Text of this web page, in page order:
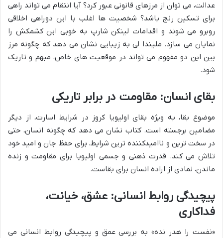
عدالت، می توان از مرزهای قانونی عبور کرد؟ آیا انتقام می تواند راهی
برای تسکین رنج باشد؟ شخصیت ها اغلب با این دوراهی اخلاقی
روبرو می شوند و اقدامات لینکن شارپ به خوبی این کشمکش را
نمایان می سازد. ملیندا لی به زیبایی نشان می دهد که چگونه مرز
بین این دو مفهوم می تواند در موقعیت های خاص، مبهم و تاریک
شود.
بقای انسان: مقاومت در برابر تاریکی
موضوع بقا، به ویژه بقای اولیویا کروز در شرایط اسارت، از دیگر
مضامین برجسته است. کتاب نشان می دهد که چگونه انسان، حتی
در سخت ترین و ناامیدکننده ترین شرایط، برای حفظ جان و امید خود
تلاش می کند. قدرت ذهنی و جسمی اولیویا برای مقاومت و زنده
ماندن، نمادی از اراده انسان برای بقاست.
پیچیدگی روابط انسانی: عشق، خیانت،
فداکاری
«نفست را هدر نده» به بررسی عمق و پیچیدگی روابط انسانی می